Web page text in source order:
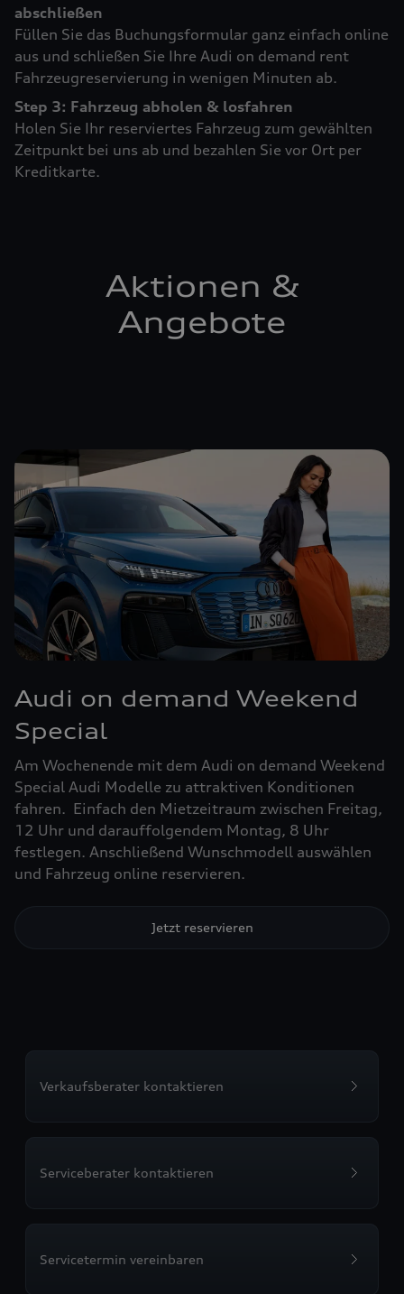
abschließen
Füllen Sie das Buchungsformular ganz einfach online
aus und schließen Sie Ihre Audi on demand rent
Fahrzeugreservierung in wenigen Minuten ab.
Step 3: Fahrzeug abholen & losfahren
Holen Sie Ihr reserviertes Fahrzeug zum gewählten
Zeitpunkt bei uns ab und bezahlen Sie vor Ort per
Kreditkarte.
Aktionen &
Angebote
Audi on demand Weekend
Special
Am Wochenende mit dem Audi on demand Weekend
Special Audi Modelle zu attraktiven Konditionen
fahren. Einfach den Mietzeitraum zwischen Freitag,
12 Uhr und darauffolgendem Montag, 8 Uhr
festlegen. Anschließend Wunschmodell auswählen
und Fahrzeug online reservieren.
Jetzt reservieren
Verkaufsberater kontaktieren
Serviceberater kontaktieren
Servicetermin vereinbaren